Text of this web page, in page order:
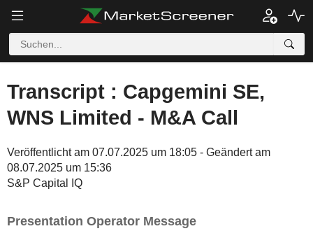
Transcript : Capgemini SE,
WNS Limited - M&A Call
Veröffentlicht am 07.07.2025 um 18:05 - Geändert am
08.07.2025 um 15:36
S&P Capital IQ
Presentation Operator Message